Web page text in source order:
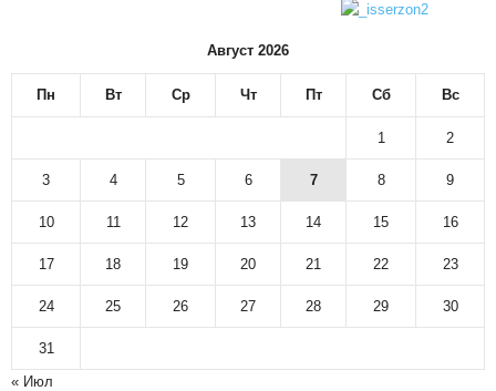
Август 2026
Пн Вт Ср Чт Пт Сб Вс
1 2
3 4 5 6 7 8 9
10 11 12 13 14 15 16
17 18 19 20 21 22 23
24 25 26 27 28 29 30
31
« Июл